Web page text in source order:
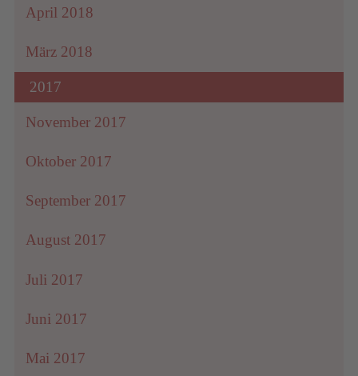
April 2018
März 2018
2017
November 2017
Oktober 2017
September 2017
August 2017
Juli 2017
Juni 2017
Mai 2017